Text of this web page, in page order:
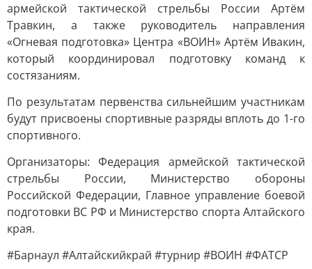
армейской тактической стрельбы России Артём
Травкин, а также руководитель направления
«Огневая подготовка» Центра «ВОИН» Артём Ивакин,
который координировал подготовку команд к
состязаниям.
По результатам первенства сильнейшим участникам
будут присвоены спортивные разряды вплоть до 1-го
спортивного.
Организаторы: Федерация армейской тактической
стрельбы России, Министерство обороны
Российской Федерации, Главное управление боевой
подготовки ВС РФ и Министерство спорта Алтайского
края.
#Барнаул #Алтайскийкрай #турнир #ВОИН #ФАТСР